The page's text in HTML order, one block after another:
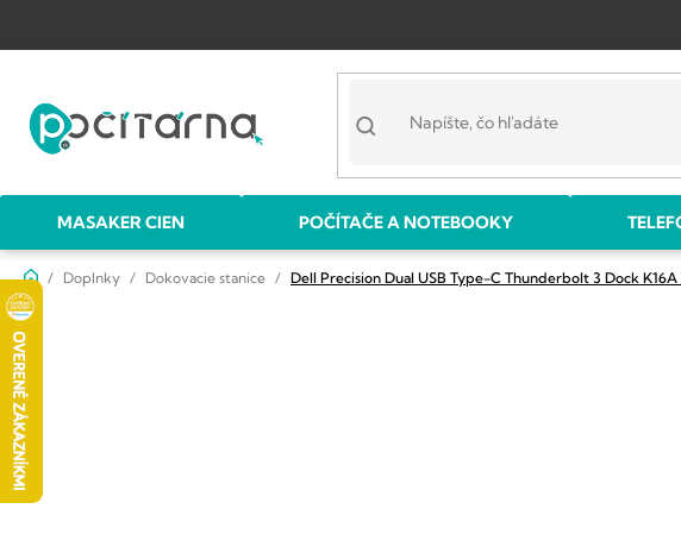
obsah
MASAKER CIEN POČÍTAČE A NOTEBOOKY
DomovDoplnky Dokovacie stanice Dell Precision Dual USB Type-C Thunderbolt 3 Dock K16A